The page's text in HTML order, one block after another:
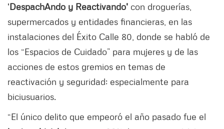
'DespachAndo y Reactivando' con droguerías,
supermercados y entidades financieras, en las
instalaciones del Éxito Calle 80, donde se habló de
los “Espacios de Cuidado” para mujeres y de las
acciones de estos gremios en temas de
reactivación y seguridad; especialmente para
biciusuarios.
“El único delito que empeoró el año pasado fue el